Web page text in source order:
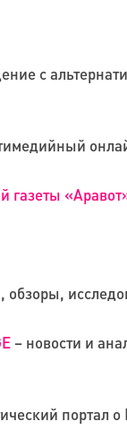
с
газеты
обзоры,
– новости и
портал о